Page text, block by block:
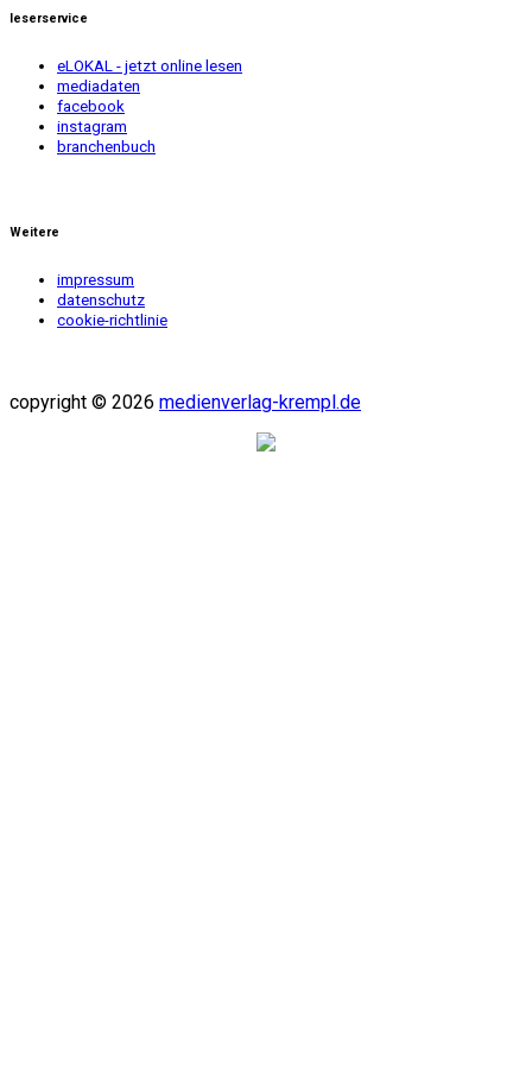
leserservice
eLOKAL - jetzt online lesen
mediadaten
facebook
instagram
branchenbuch
Weitere
impressum
datenschutz
cookie-richtlinie
copyright © 2026 medienverlag-krempl.de